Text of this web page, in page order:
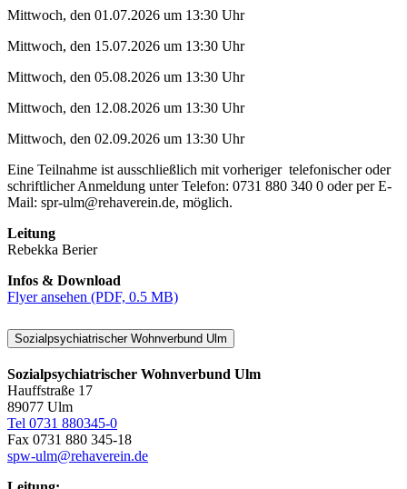
Mittwoch, den 01.07.2026 um 13:30 Uhr
Mittwoch, den 15.07.2026 um 13:30 Uhr
Mittwoch, den 05.08.2026 um 13:30 Uhr
Mittwoch, den 12.08.2026 um 13:30 Uhr
Mittwoch, den 02.09.2026 um 13:30 Uhr
Eine Teilnahme ist ausschließlich mit vorheriger telefonischer oder
schriftlicher Anmeldung unter Telefon: 0731 880 340 0 oder per E-
Mail: spr-ulm@rehaverein.de, möglich.
Leitung
Rebekka Berier
Infos & Download
Flyer ansehen (PDF, 0.5 MB)
Sozialpsychiatrischer Wohnverbund Ulm
Sozialpsychiatrischer Wohnverbund Ulm
Hauffstraße 17
89077 Ulm
Tel 0731 880345-0
Fax 0731 880 345-18
spw-ulm@rehaverein.de